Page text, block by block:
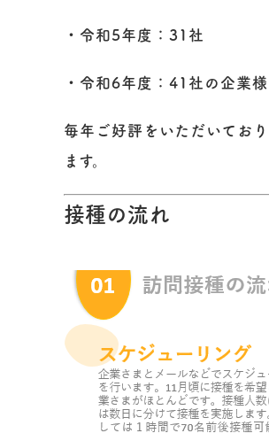
・令和5年度：31社
・令和6年度：41社の企業
毎年ご好評をいただいており
ます。
接種の流れ